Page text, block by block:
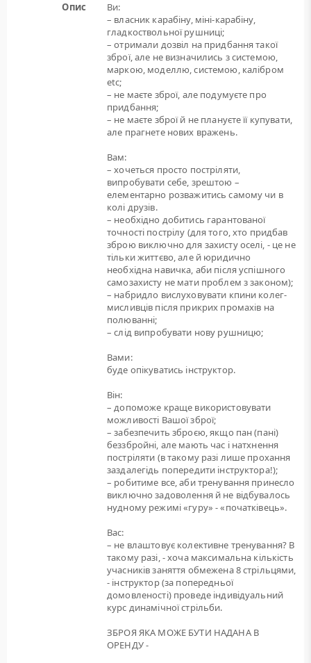
Опис
Ви:
– власник карабіну, міні-карабіну,
гладкоствольної рушниці;
– отримали дозвіл на придбання такої
зброї, але не визначились з системою,
маркою, моделлю, системою, калібром
etc;
– не маєте зброї, але подумуєте про
придбання;
– не маєте зброї й не плануєте її купувати,
але прагнете нових вражень.
Вам:
– хочеться просто постріляти,
випробувати себе, зрештою –
елементарно розважитись самому чи в
колі друзів.
– необхідно добитись гарантованої
точності пострілу (для того, хто придбав
зброю виключно для захисту оселі, - це не
тільки життєво, але й юридично
необхідна навичка, аби після успішного
самозахисту не мати проблем з законом);
– набридло вислуховувати кпини колег-
мисливців після прикрих промахів на
полюванні;
– слід випробувати нову рушницю;
Вами:
буде опікуватись інструктор.
Він:
– допоможе краще використовувати
можливості Вашої зброї;
– забезпечить зброєю, якщо пан (пані)
беззбройні, але мають час і натхнення
постріляти (в такому разі лише прохання
заздалегідь попередити інструктора!);
– робитиме все, аби тренування принесло
виключно задоволення й не відбувалось
нудному режимі «гуру» - «початківець».
Вас:
– не влаштовує колективне тренування? В
такому разі, - хоча максимальна кількість
учасників заняття обмежена 8 стрільцями,
- інструктор (за попередньої
домовленості) проведе індивідуальний
курс динамічної стрільби.
ЗБРОЯ ЯКА МОЖЕ БУТИ НАДАНА В
ОРЕНДУ -